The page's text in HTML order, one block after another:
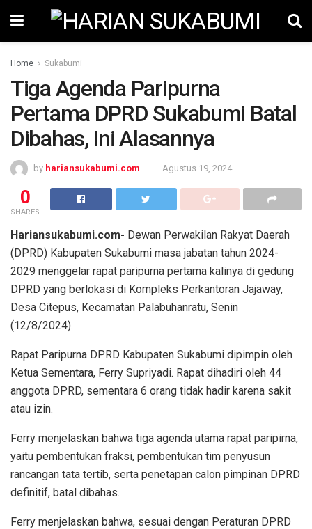
Home Sukabumi
Tiga Agenda Paripurna
Pertama DPRD Sukabumi Batal
Dibahas, Ini Alasannya
by hariansukabumi.com Agustus 19, 2024
0
SHARES
Hariansukabumi.com- Dewan Perwakilan Rakyat Daerah
(DPRD) Kabupaten Sukabumi masa jabatan tahun 2024-
2029 menggelar rapat paripurna pertama kalinya di gedung
DPRD yang berlokasi di Kompleks Perkantoran Jajaway,
Desa Citepus, Kecamatan Palabuhanratu, Senin
(12/8/2024).
Rapat Paripurna DPRD Kabupaten Sukabumi dipimpin oleh
Ketua Sementara, Ferry Supriyadi. Rapat dihadiri oleh 44
anggota DPRD, sementara 6 orang tidak hadir karena sakit
atau izin.
Ferry menjelaskan bahwa tiga agenda utama rapat paripirna,
yaitu pembentukan fraksi, pembentukan tim penyusun
rancangan tata tertib, serta penetapan calon pimpinan DPRD
definitif, batal dibahas.
Ferry menjelaskan bahwa, sesuai dengan Peraturan DPRD